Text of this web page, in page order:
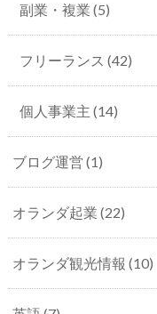
副業・複業 (5)
フリーランス (42)
個人事業主 (14)
ブログ運営 (1)
オランダ起業 (22)
オランダ観光情報 (10)